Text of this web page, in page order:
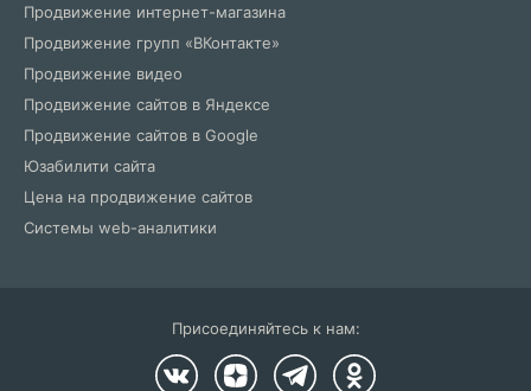
Продвижение интернет-магазина
Продвижение групп «ВКонтакте»
Продвижение видео
Продвижение сайтов в Яндексе
Продвижение сайтов в Google
Юзабилити сайта
Цена на продвижение сайтов
Системы web-аналитики
Присоединяйтесь к нам: